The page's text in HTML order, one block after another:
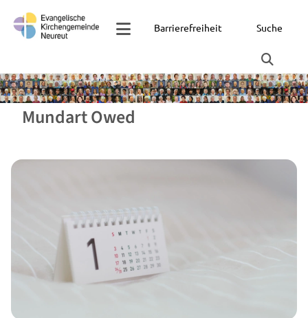
Barrierefreiheit Suche
Mundart Owed